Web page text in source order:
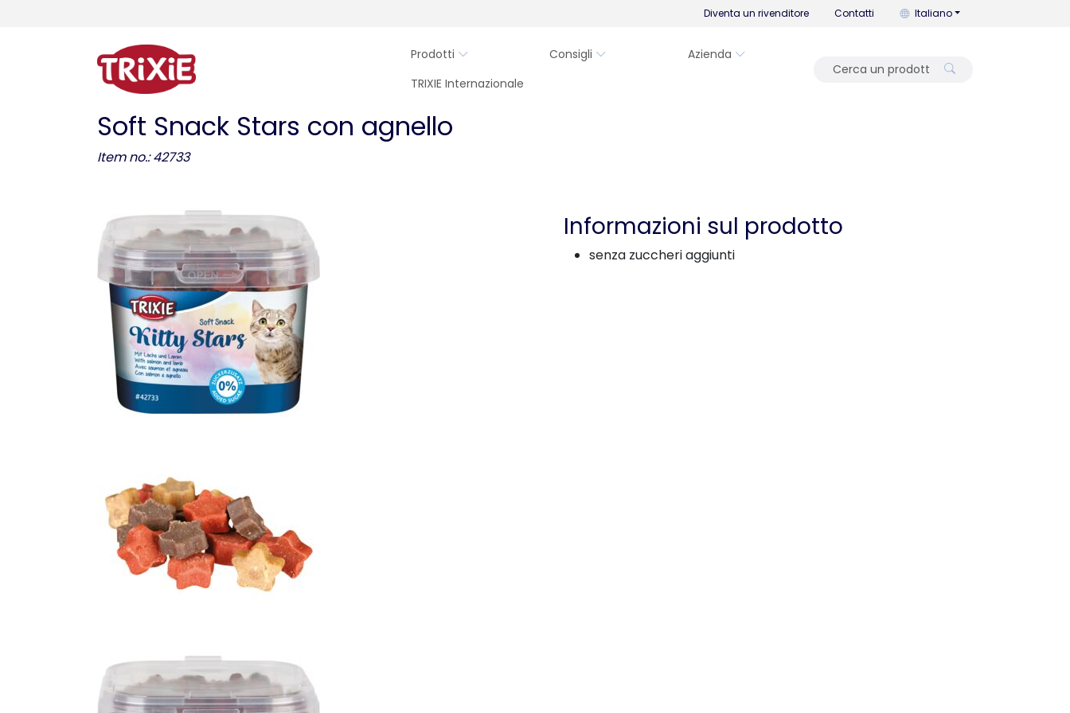
Diventa un rivenditore Contatti Puoi cambiare la lingua con
Italiano
Prodotti Consigli
Azienda
TRIXIE Internazionale
Soft Snack Stars con agnello
Item no.: 42733
Informazioni sul prodotto
senza zuccheri aggiunti